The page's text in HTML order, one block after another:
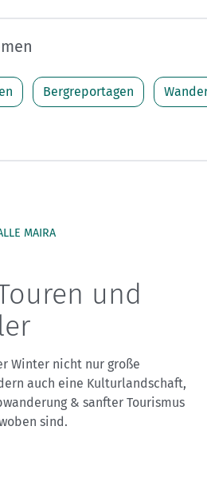
Bergreportagen
MAIRA
und
Winter nicht nur große
auch eine Kulturlandschaft,
& sanfter Tourismus
sind.